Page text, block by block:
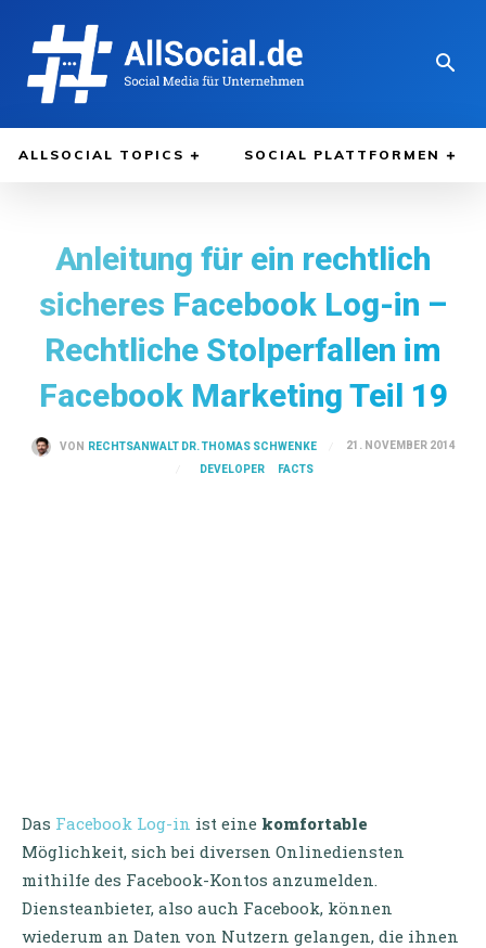
ALLSOCIAL TOPICS SOCIAL PLATTFORMEN
Anleitung für ein rechtlich
sicheres Facebook Log-in –
Rechtliche Stolperfallen im
Facebook Marketing Teil 19
VON RECHTSANWALT DR. THOMAS SCHWENKE
21. NOVEMBER 2014
DEVELOPER
FACTS
Das Facebook Log-in ist eine komfortable
Möglichkeit, sich bei diversen Onlinediensten
mithilfe des Facebook-Kontos anzumelden.
Diensteanbieter, also auch Facebook, können
wiederum an Daten von Nutzern gelangen, die ihnen